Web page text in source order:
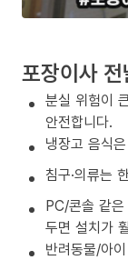
포장이사
분실 위험이
안전합니다.
냉장고 음식
침구·의류는
PC/콘솔 같
두면 설치가
반려동물/아